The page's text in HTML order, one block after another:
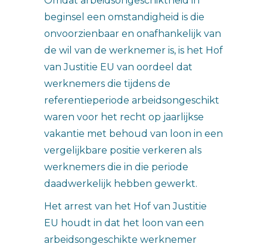
beginsel een omstandigheid is die
onvoorzienbaar en onafhankelijk van
de wil van de werknemer is, is het Hof
van Justitie EU van oordeel dat
werknemers die tijdens de
referentieperiode arbeidsongeschikt
waren voor het recht op jaarlijkse
vakantie met behoud van loon in een
vergelijkbare positie verkeren als
werknemers die in die periode
daadwerkelijk hebben gewerkt.
Het arrest van het Hof van Justitie
EU houdt in dat het loon van een
arbeidsongeschikte werknemer